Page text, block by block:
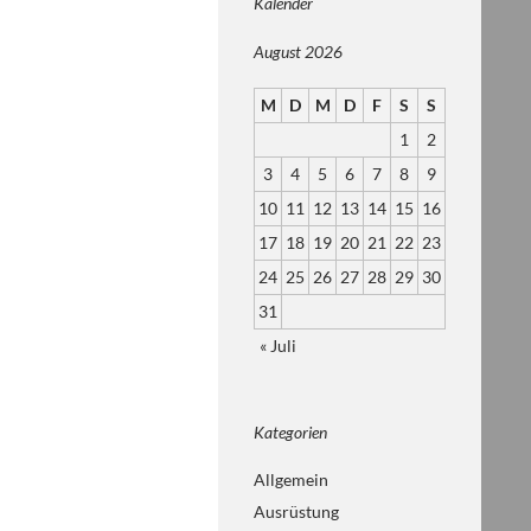
August 2026
M D M D F S
S
1
2
3
4 5 6 7 8
9
10 11 12 13 14 15 16
17 18 19 20 21 22 23
24 25 26 27 28 29 30
31
« Juli
Kategorien
Allgemein
Ausrüstung